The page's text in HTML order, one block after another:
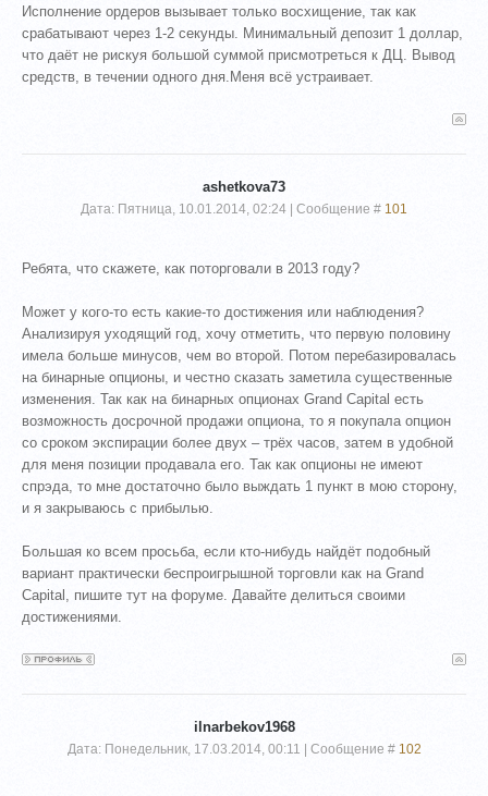
Исполнение ордеров вызывает только восхищение, так как
срабатывают через 1-2 секунды. Минимальный депозит 1 доллар,
что даёт не рискуя большой суммой присмотреться к ДЦ. Вывод
средств, в течении одного дня.Меня всё устраивает.
ashetkova73
Дата: Пятница, 10.01.2014, 02:24 | Сообщение # 101
Ребята, что скажете, как поторговали в 2013 году?
Может у кого-то есть какие-то достижения или наблюдения?
Анализируя уходящий год, хочу отметить, что первую половину
имела больше минусов, чем во второй. Потом перебазировалась
на бинарные опционы, и честно сказать заметила существенные
изменения. Так как на бинарных опционах Grand Capital есть
возможность досрочной продажи опциона, то я покупала опцион
со сроком экспирации более двух – трёх часов, затем в удобной
для меня позиции продавала его. Так как опционы не имеют
спрэда, то мне достаточно было выждать 1 пункт в мою сторону,
и я закрываюсь с прибылью.
Большая ко всем просьба, если кто-нибудь найдёт подобный
вариант практически беспроигрышной торговли как на Grand
Capital, пишите тут на форуме. Давайте делиться своими
достижениями.
ilnarbekov1968
Дата: Понедельник, 17.03.2014, 00:11 | Сообщение # 102